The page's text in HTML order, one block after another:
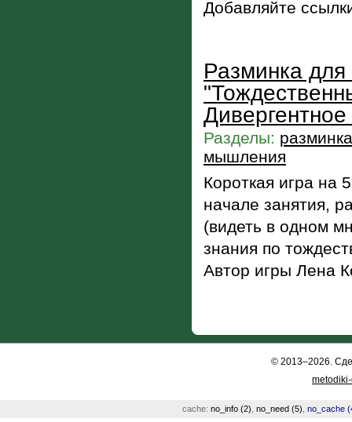
Добавляйте
Разминка для
Разделы:
мышления
Короткая игра на
начале занятия,
(видеть в одном
знания по
Автор игры Лена
© 2013–2026.
cache: no_info (2) no_need (5) no_cache